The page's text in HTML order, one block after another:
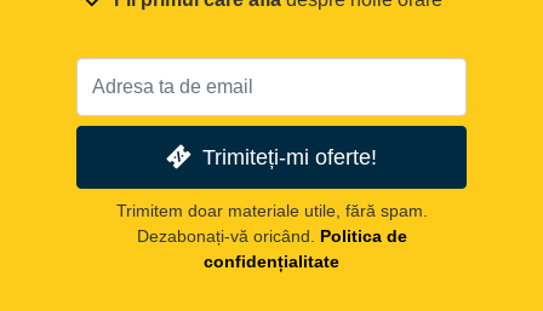
Trimiteți-mi oferte!
Trimitem doar materiale utile, fără spam.
Dezabonați-vă oricând.
Politica de
confidențialitate